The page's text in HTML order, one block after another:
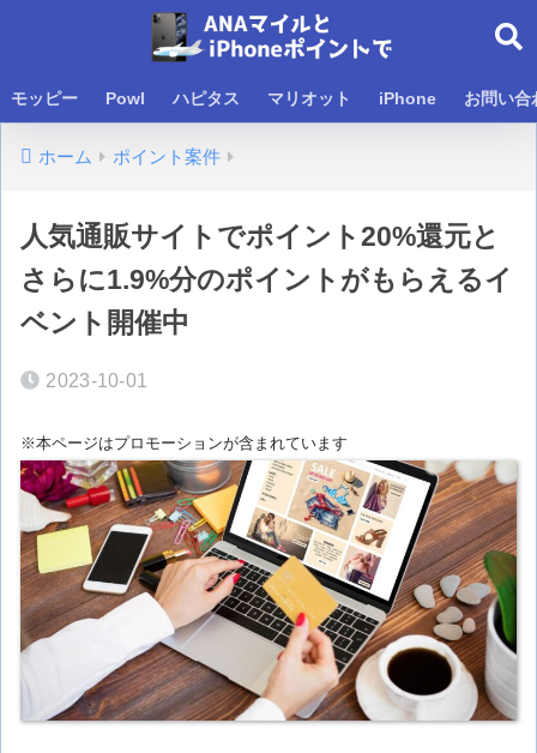
モッピー Powl ハピタス マリオット iPhone お問い合
ホーム ポイント案件
人気通販サイトでポイント20%還元と
さらに1.9%分のポイントがもらえるイ
ベント開催中
2023-10-01
※本ページはプロモーションが含まれています